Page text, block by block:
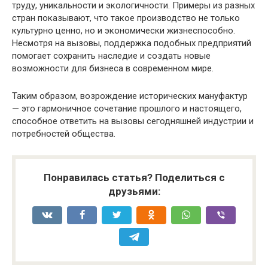
труду, уникальности и экологичности. Примеры из разных
стран показывают, что такое производство не только
культурно ценно, но и экономически жизнеспособно.
Несмотря на вызовы, поддержка подобных предприятий
помогает сохранить наследие и создать новые
возможности для бизнеса в современном мире.
Таким образом, возрождение исторических мануфактур
— это гармоничное сочетание прошлого и настоящего,
способное ответить на вызовы сегодняшней индустрии и
потребностей общества.
Понравилась статья? Поделиться с
друзьями: